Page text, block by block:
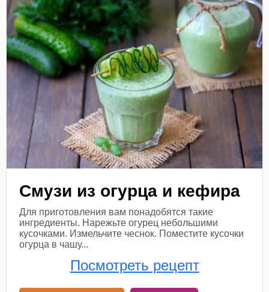
Смузи из огурца и кефира
Для приготовления вам понадобятся такие
ингредиенты. Нарежьте огурец небольшими
кусочками. Измельчите чеснок. Поместите кусочки
огурца в чашу...
Посмотреть рецепт